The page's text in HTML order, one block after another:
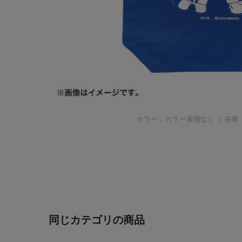
カラー：カラー展開なし / 在庫
同じカテゴリの商品